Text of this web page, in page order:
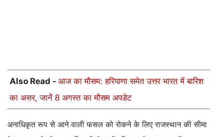
Also Read - आज का मौसम: हरियाणा समेत उत्तर भारत में बारिश
का असर, जानें 8 अगस्त का मौसम अपडेट
अनाधिकृत रूप से आने वाली फसल को रोकने के लिए राजस्थान की सीमा